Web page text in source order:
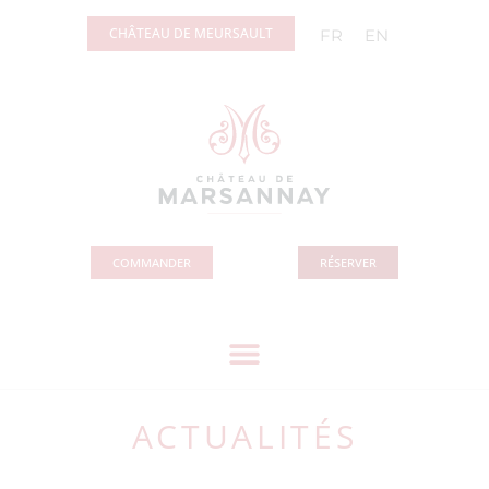
Panneau de gestion des cookies
CHÂTEAU DE MEURSAULT FR EN
COMMANDER RÉSERVER
ACTUALITÉS